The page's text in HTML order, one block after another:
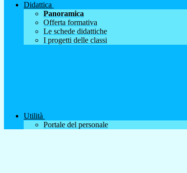
Didattica
Panoramica
Offerta formativa
Le schede didattiche
I progetti delle classi
Utilità
Portale del personale